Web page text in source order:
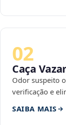
02
Caça
Odor suspeito
verificação e
SAIBA MAIS